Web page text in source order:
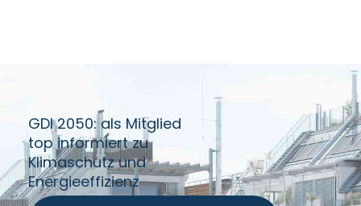
GDI 2050: als Mitglied
top informiert zu
Klimaschutz und
Energieeffizienz